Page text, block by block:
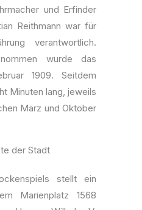
und Erfinder
Reithmann war für
verantwortlich.
wurde das
1909. Seitdem
Minuten lang, jeweils
März und Oktober
der Stadt
stellt ein
Marienplatz 1568